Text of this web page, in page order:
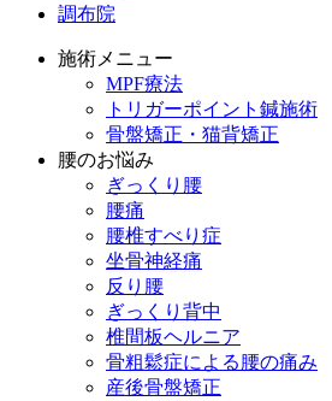
調布院
施術メニュー
MPF療法
トリガーポイント鍼施術
骨盤矯正・猫背矯正
腰のお悩み
ぎっくり腰
腰痛
腰椎すべり症
坐骨神経痛
反り腰
ぎっくり背中
椎間板ヘルニア
骨粗鬆症による腰の痛み
産後骨盤矯正